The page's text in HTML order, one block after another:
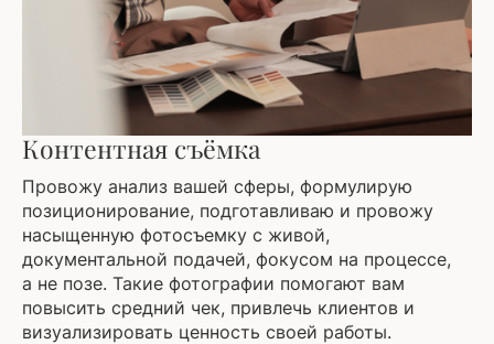
Контентная съёмка
Провожу анализ вашей сферы, формулирую
позиционирование, подготавливаю и провожу
насыщенную фотосъемку с живой,
документальной подачей, фокусом на процессе,
а не позе. Такие фотографии помогают вам
повысить средний чек, привлечь клиентов и
визуализировать ценность своей работы.